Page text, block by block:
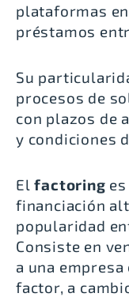
plataformas
préstamos
Su
procesos de
con plazos de
y condiciones
Elfactoring
financiación
popularidad
Consiste en
a una
factor, a